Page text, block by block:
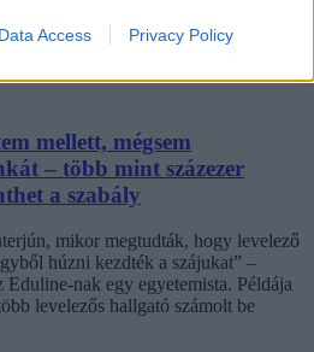
Data Access Privacy Policy
vezető véleménycikke.
mellett, mégsem
– több mint százezer
a szabály
mikor megtudták, hogy levelező
húzni kezdték a szájukat” –
Eduline-nak egy egyetemista. Példája
levelezős hallgató számolt be